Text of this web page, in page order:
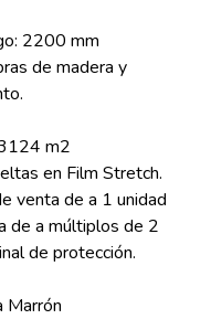
2200 mm
de madera y
m2
en Film Stretch.
venta de a 1 unidad
de a múltiplos de 2
de protección.
Marrón